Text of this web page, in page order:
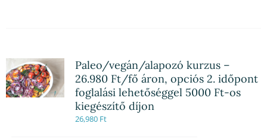
Paleo/vegán/alapozó kurzus –
26.980 Ft/fő áron, opciós 2. időpont
foglalási lehetőséggel 5000 Ft-os
kiegészítő díjon
26,980 Ft